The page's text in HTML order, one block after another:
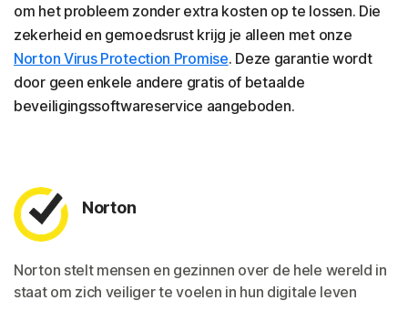
om het probleem zonder extra kosten op te lossen. Die
zekerheid en gemoedsrust krijg je alleen met onze
Norton Virus Protection Promise. Deze garantie wordt
door geen enkele andere gratis of betaalde
beveiligingssoftwareservice aangeboden.
Norton
Norton stelt mensen en gezinnen over de hele wereld in
staat om zich veiliger te voelen in hun digitale leven